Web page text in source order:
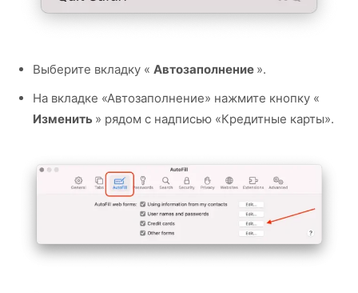
Выберите вкладку « Автозаполнение ».
На вкладке «Автозаполнение» нажмите кнопку «
Изменить » рядом с надписью «Кредитные карты».